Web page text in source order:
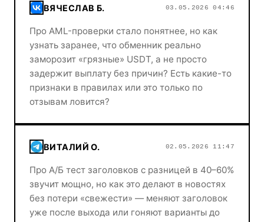
ВЯЧЕСЛАВ Б. 03.05.2026 04:46
Про AML-проверки стало понятнее, но как
узнать заранее, что обменник реально
заморозит «грязные» USDT, а не просто
задержит выплату без причин? Есть какие-то
признаки в правилах или это только по
отзывам ловится?
ВИТАЛИЙ О. 02.05.2026 11:47
Про A/Б тест заголовков с разницей в 40–60%
звучит мощно, но как это делают в новостях
без потери «свежести» — меняют заголовок
уже после выхода или гоняют варианты до